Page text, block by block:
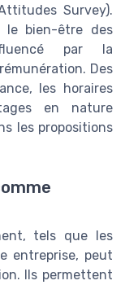
Survey).
le bien-être des
par la
Des
les horaires
en nature
les propositions
tels que les
entreprise, peut
Ils permettent